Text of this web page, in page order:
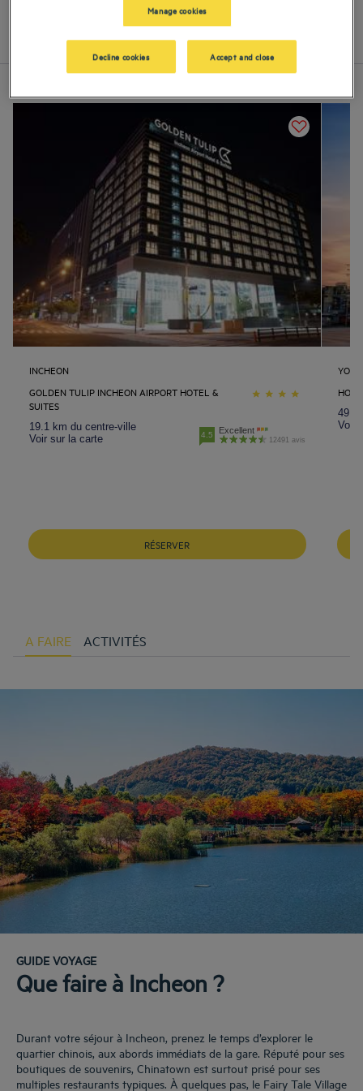
ends, séjours en famille ou voyages d’affaires à Incheon
INCHEON
GOLDEN TULIP INCHEON AIRPORT HOTEL &
SUITES
19.1 km du centre-ville
Voir sur la carte
4.5 Excellent
12491 avis
RÉSERVER
49.2
Voir
A FAIRE ACTIVITÉS
GUIDE VOYAGE
Que faire à Incheon ?
Durant votre séjour à Incheon, prenez le temps d’explorer le
quartier chinois, aux abords immédiats de la gare. Réputé pour ses
boutiques de souvenirs, Chinatown est surtout prisé pour ses
multiples restaurants typiques. À quelques pas, le Fairy Tale Village
Manage cookies
Decline cookies Accept and close